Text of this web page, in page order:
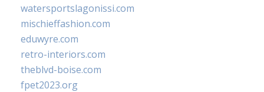
watersportslagonissi.com
mischieffashion.com
eduwyre.com
retro-interiors.com
theblvd-boise.com
fpet2023.org